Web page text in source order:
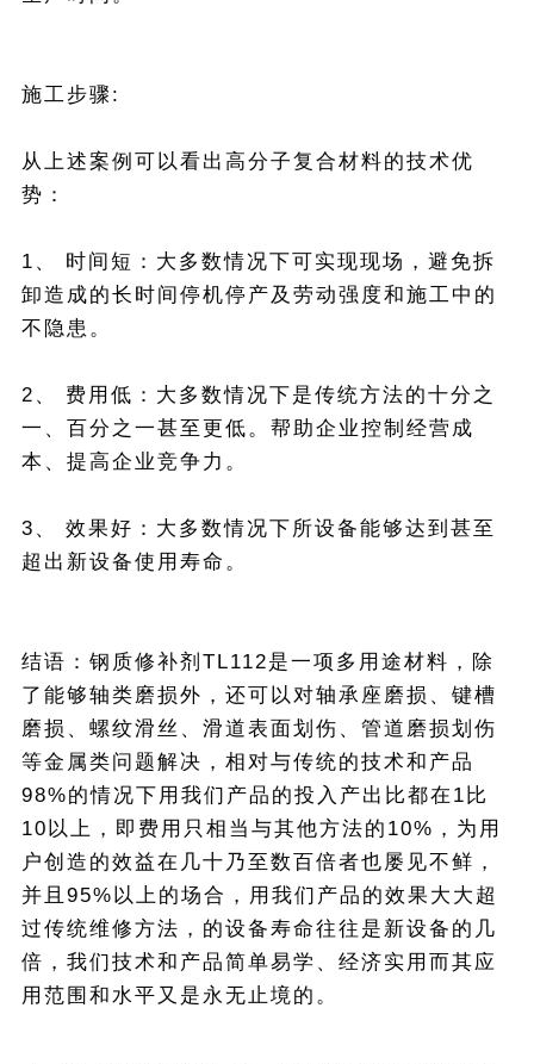
施工步骤:
从上述案例可以看出高分子复合材料的技术优
势：
1、 时间短：大多数情况下可实现现场，避免拆
卸造成的长时间停机停产及劳动强度和施工中的
不隐患。
2、 费用低：大多数情况下是传统方法的十分之
一、百分之一甚至更低。帮助企业控制经营成
本、提高企业竞争力。
3、 效果好：大多数情况下所设备能够达到甚至
超出新设备使用寿命。
结语：钢质修补剂TL112是一项多用途材料，除
了能够轴类磨损外，还可以对轴承座磨损、键槽
磨损、螺纹滑丝、滑道表面划伤、管道磨损划伤
等金属类问题解决，相对与传统的技术和产品
98%的情况下用我们产品的投入产出比都在1比
10以上，即费用只相当与其他方法的10%，为用
户创造的效益在几十乃至数百倍者也屡见不鲜，
并且95%以上的场合，用我们产品的效果大大超
过传统维修方法，的设备寿命往往是新设备的几
倍，我们技术和产品简单易学、经济实用而其应
用范围和水平又是永无止境的。